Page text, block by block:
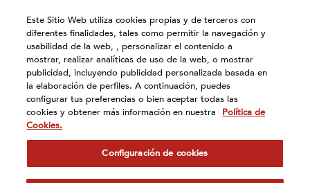
cuenta
sistema
accesibilidad.
23 Oct 2023
Participamos en el Proyecto
Este Sitio Web utiliza cookies propias y de terceros con
diferentes finalidades, tales como permitir la navegación y
usabilidad de la web, , personalizar el contenido a
mostrar, realizar analíticas de uso de la web, o mostrar
publicidad, incluyendo publicidad personalizada basada en
la elaboración de perfiles. A continuación, puedes
configurar tus preferencias o bien aceptar todas las
cookies y obtener más información en nuestra
Política de
Cookies.
Configuración de cookies